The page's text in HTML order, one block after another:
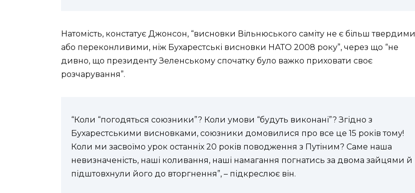
Натомість, констатує Джонсон, “висновки Вільнюського саміту не є більш твердими
або переконливими, ніж Бухарестські висновки НАТО 2008 року”, через що “не
дивно, що президенту Зеленському спочатку було важко приховати своє
розчарування”.
“Коли “погодяться союзники”? Коли умови “будуть виконані”? Згідно з
Бухарестськими висновками, союзники домовилися про все це 15 років тому!
Коли ми засвоїмо урок останніх 20 років поводження з Путіним? Саме наша
невизначеність, наші коливання, наші намагання погнатись за двома зайцями й
підштовхнули його до вторгнення”, – підкреслює він.